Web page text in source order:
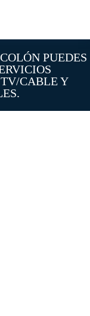
PUEDES
CABLE Y